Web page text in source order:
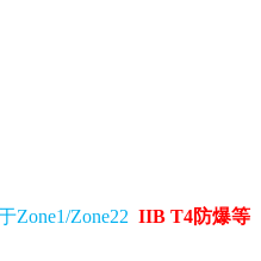
Zone1/Zone22 IIB T4防爆等